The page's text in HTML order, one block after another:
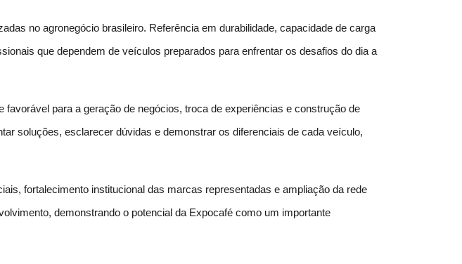
no agronegócio brasileiro. Referência em durabilidade, capacidade de carga
que dependem de veículos preparados para enfrentar os desafios do dia a
para a geração de negócios, troca de experiências e construção de
soluções, esclarecer dúvidas e demonstrar os diferenciais de cada veículo,
fortalecimento institucional das marcas representadas e ampliação da rede
demonstrando o potencial da Expocafé como um importante